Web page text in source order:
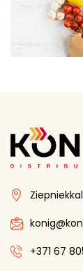
Saldēta
Pīles
Saldēta
+371 67